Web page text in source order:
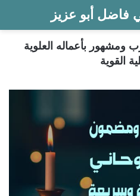
فاضل أبو عزيز
بأعماله العلوية
القوية